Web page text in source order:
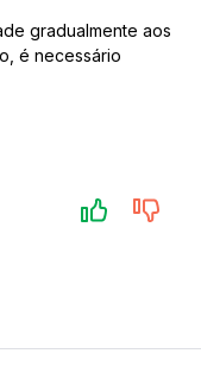
gradualmente aos
é necessário